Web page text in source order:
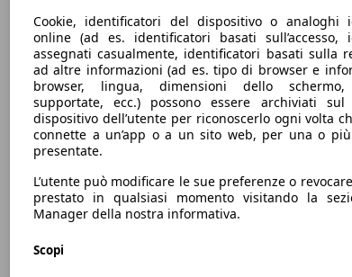
Cookie, identificatori del dispositivo o analoghi
online (ad es. identificatori basati sull’accesso,
assegnati casualmente, identificatori basati sulla
ad altre informazioni (ad es. tipo di browser e
browser, lingua, dimensioni dello schermo,
supportate, ecc.) possono essere archiviati
dispositivo dell’utente per riconoscerlo ogni volta
connette a un’app o a un sito web, per una o
presentate.
L’utente può modificare le sue preferenze o
prestato in qualsiasi momento visitando la
Manager della nostra informativa.
Scopi